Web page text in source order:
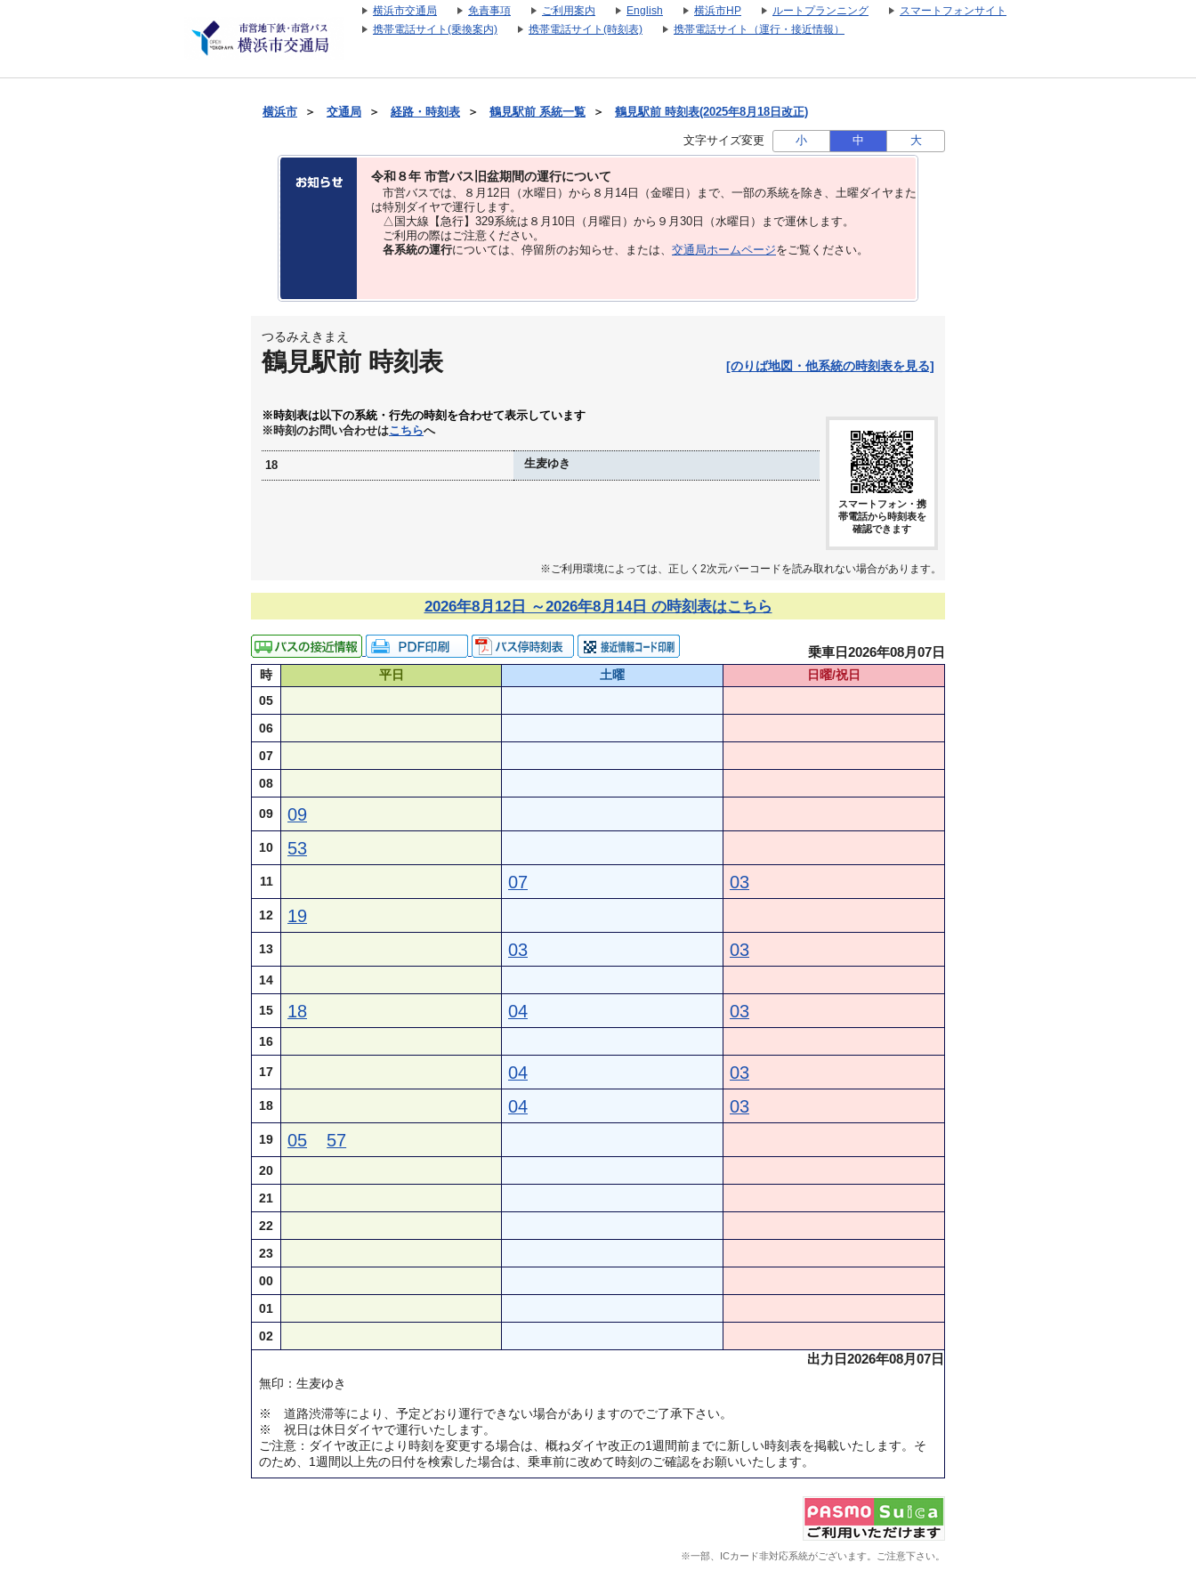
横浜市交通局 免責事項 ご利用案内 English 横浜市HP ルートプランニング
スマートフォンサイト
携帯電話サイト(乗換案内)
携帯電話サイト(時刻表) 携帯電話サイト（運行・接近情報）
横浜市 ＞ 交通局 ＞ 経路・時刻表 ＞ 鶴見駅前 系統一覧 ＞ 鶴見駅前 時刻表(2025年8月18日改正)
文字サイズ変更 小 中 大
令和８年 市営バス旧盆期間の運行について
市営バスでは、８⽉12⽇（水曜日）から８⽉14⽇（金曜日）まで、⼀部の系統を除き、⼟曜ダイヤまた
は特別ダイヤで運⾏します。
△国大線【急行】329系統は８月10日（月曜日）から９月30日（水曜日）まで運休します。
ご利用の際はご注意ください。
各系統の運行については、停留所のお知らせ、または、 交通局ホームページをご覧ください。
つるみえきまえ
鶴見駅前 時刻表 [のりば地図・他系統の時刻表を見る]
※時刻表は以下の系統・行先の時刻を合わせて表示しています
※時刻のお問い合わせはこちらへ
18 生麦ゆき
スマートフォン・携
帯電話から時刻表を
確認できます
※ご利用環境によっては、正しく2次元バーコードを読み取れない場合があります。
2026年8月12日 ～2026年8月14日 の時刻表はこちら
乗車日2026年08月07日
時 平日 土曜
日曜/祝日
05
06
07
08
09 09
10 53
11 07 03
12 19
13 03 03
14
15 18 04 03
16
17 04 03
18 04 03
19 05 57
20
21
22
23
00
01
02
出力日2026年08月07日
無印：生麦ゆき
※ 道路渋滞等により、予定どおり運行できない場合がありますのでご了承下さい。
※ 祝日は休日ダイヤで運行いたします。
ご注意：ダイヤ改正により時刻を変更する場合は、概ねダイヤ改正の1週間前までに新しい時刻表を掲載いたします。そ
のため、1週間以上先の日付を検索した場合は、乗車前に改めて時刻のご確認をお願いいたします。
※一部、ICカード非対応系統がございます。ご注意下さい。